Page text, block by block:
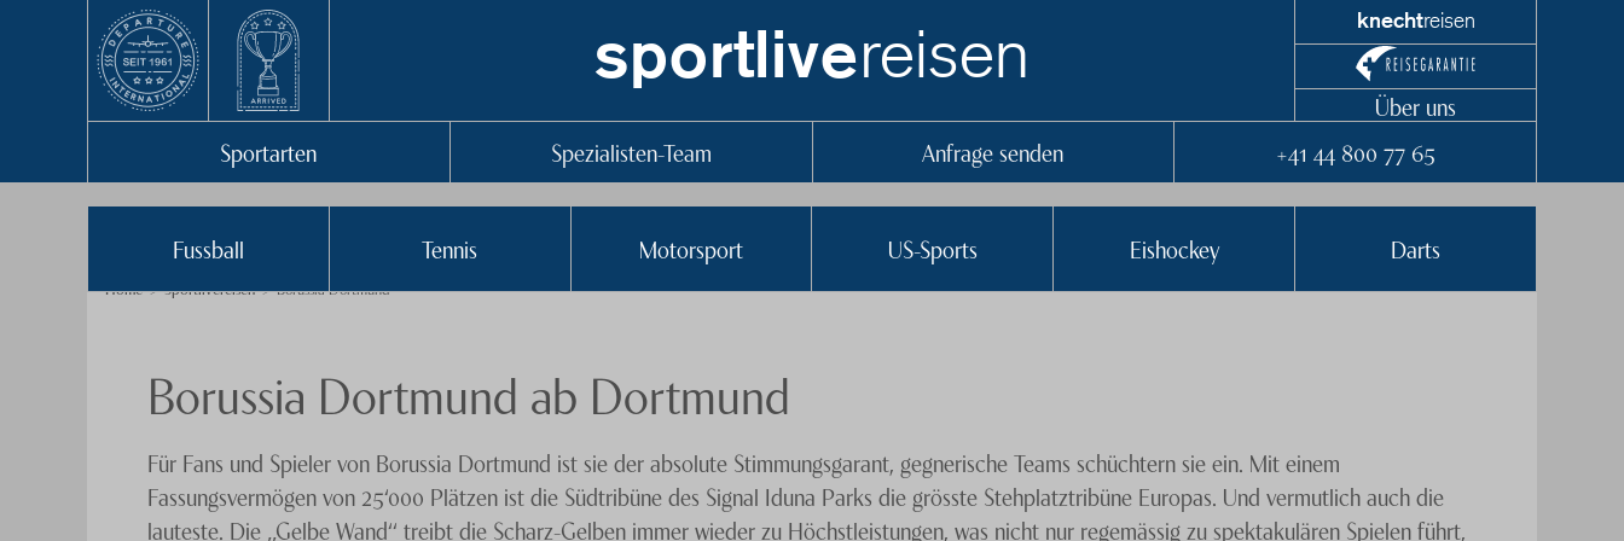
sportlivereisen
knechtreisen
Über uns
Sportarten
Spezialisten-Team Anfrage senden +41 44 800 77 65
Fussball Tennis Motorsport US-Sports Eishockey Darts
Home Sportlivereisen Borussia Dortmund
Borussia Dortmund ab Dortmund
Für Fans und Spieler von Borussia Dortmund ist sie der absolute Stimmungsgarant, gegnerische Teams schüchtern sie ein. Mit einem
Fassungsvermögen von 25‘000 Plätzen ist die Südtribüne des Signal Iduna Parks die grösste Stehplatztribüne Europas. Und vermutlich auch die
lauteste. Die „Gelbe Wand“ treibt die Scharz-Gelben immer wieder zu Höchstleistungen, was nicht nur regemässig zu spektakulären Spielen führt,